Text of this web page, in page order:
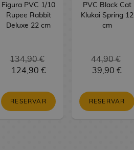
Figura PVC 1/10
Rupee Rabbit
Deluxe 22 cm
134,90 €
124,90 €
RESERVAR
PVC Black Cat
Klukai Spring 12
cm
44,90 €
39,90 €
RESERVAR